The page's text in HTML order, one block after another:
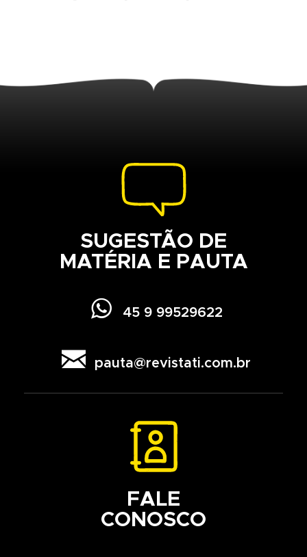
SUGESTÃO DE
MATÉRIA E PAUTA
 45 9 99529622
 pauta@revistati.com.br
FALE
CONOSCO